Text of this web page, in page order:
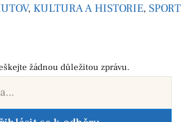
, KULTURA A HISTORIE, SPORT
žádnou důležitou zprávu.